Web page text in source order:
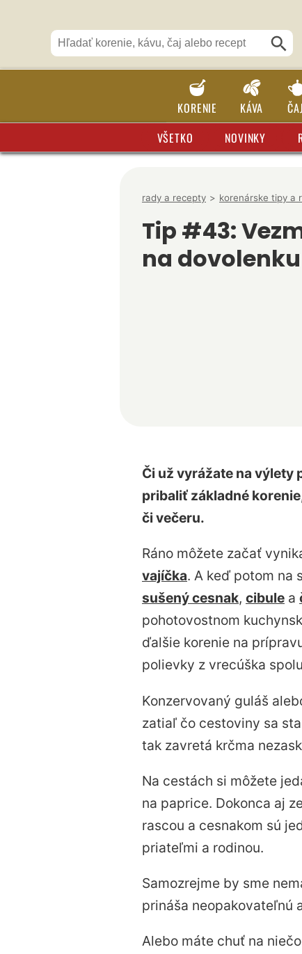
KORENIE KÁVA
VŠETKO NOVINKY
rady a recepty > korenárske tipy a
Tip #43:
na dovolenku
Či už vyrážate na výlety
pribaliť základné
či večeru.
Ráno môžete začať
vajíčka. A keď potom na
sušený cesnak, cibule a
pohotovostnom
ďalšie korenie na
polievky z vrecúška
Konzervovaný guláš
zatiaľ čo cestoviny sa
tak zavretá krčma
Na cestách si môžete
na paprice. Dokonca aj
rascou a cesnakom sú
priateľmi a rodinou.
Samozrejme by sme
prináša neopakovateľnú
Alebo máte chuť na